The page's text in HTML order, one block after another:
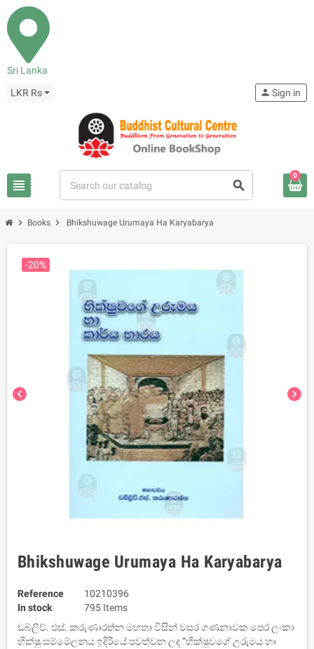
Sri Lanka
LKR Rs
view_headline search
person Sign in
0
chevron_right Books chevron_right Bhikshuwage Urumaya Ha Karyabarya
chevron_left chevron_right
-20%
Bhikshuwage Urumaya Ha Karyabarya
Reference
10210396
In stock
795 Items
ඩබ්ලිව්. එස්. කරුණාරත්න මහතා විසින් වසර ගණනාවක පෙර ලංකා
භික්ෂු සම්මේලනය ඉදිරියේ පවත්වන ලද “භික්ෂුවගේ උරුමය හා